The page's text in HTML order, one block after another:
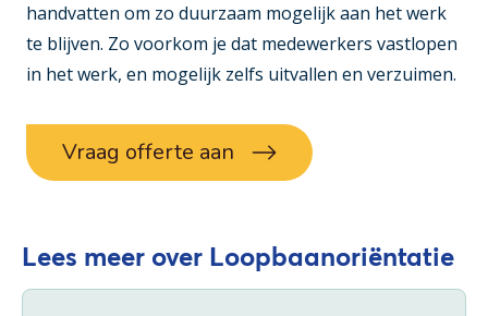
handvatten om zo duurzaam mogelijk aan het werk
te blijven. Zo voorkom je dat medewerkers vastlopen
in het werk, en mogelijk zelfs uitvallen en verzuimen.
Vraag offerte aan
Lees meer over Loopbaanoriëntatie